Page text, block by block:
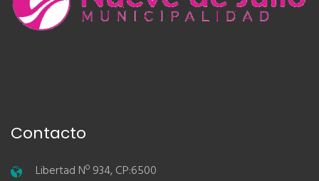
Contacto
Libertad Nº 934, CP:6500